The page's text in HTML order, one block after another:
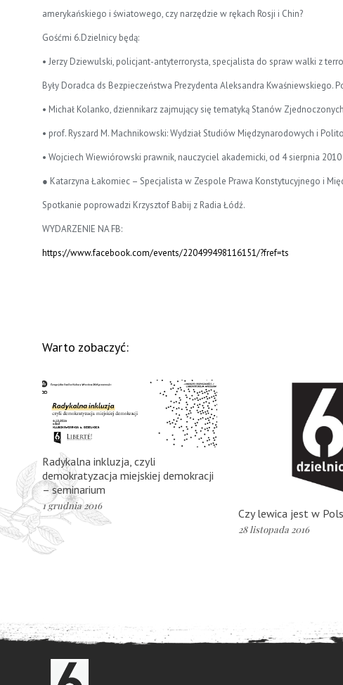
amerykańskiego i światowego, czy narzędzie w rękach Rosji i Chin?
Gośćmi 6.Dzielnicy będą:
• Jerzy Dziewulski, policjant-antyterrorysta, specjalista do spraw walki z
Były Doradca ds Bezpieczeństwa Prezydenta Aleksandra Kwaśniewskiego.
• Michał Kolanko, dziennikarz zajmujący się tematyką Stanów Zjednoczonych
• prof. Ryszard M. Machnikowski: Wydział Studiów Międzynarodowych i
• Wojciech Wiewiórowski prawnik, nauczyciel akademicki, od 4 sierpnia
● Katarzyna Łakomiec – Specjalista w Zespole Prawa Konstytucyjnego i
Spotkanie poprowadzi Krzysztof Babij z Radia Łódź.
WYDARZENIE NA FB:
https://www.facebook.com/events/220499498116151/?fref=ts
Warto zobaczyć:
Radykalna inkluzja, czyli
demokratyzacja miejskiej demokracji
– seminarium
1 grudnia 2016
Czy lewica jest w
28 listopada 2016